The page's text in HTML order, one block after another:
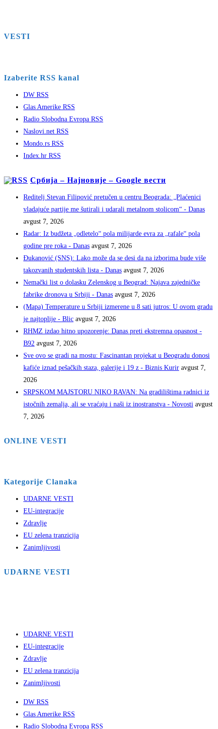
VESTI
Izaberite RSS kanal
DW RSS
Glas Amerike RSS
Radio Slobodna Evropa RSS
Naslovi.net RSS
Mondo.rs RSS
Index.hr RSS
Србија – Најновије – Google вести
Reditelj Stevan Filipović pretučen u centru Beograda: „Plaćenici
vladajuće partije me šutirali i udarali metalnom stolicom“ - Danas
avgust 7, 2026
Radar: Iz budžeta „odletelo“ pola milijarde evra za „rafale“ pola
godine pre roka - Danas avgust 7, 2026
Đukanović (SNS): Lako može da se desi da na izborima bude više
takozvanih studentskih lista - Danas avgust 7, 2026
Nemački list o dolasku Zelenskog u Beograd: Najava zajedničke
fabrike dronova u Srbiji - Danas avgust 7, 2026
(Mapa) Temperature u Srbiji izmerene u 8 sati jutros: U ovom gradu
je najtoplije - Blic avgust 7, 2026
RHMZ izdao hitno upozorenje: Danas preti ekstremna opasnost -
B92 avgust 7, 2026
Sve ovo se gradi na mostu: Fascinantan projekat u Beogradu donosi
kafiće iznad pešačkih staza, galerije i 19 z - Biznis Kurir avgust 7,
2026
SRPSKOM MAJSTORU NIKO RAVAN: Na gradilištima radnici iz
istočnih zemalja, ali se vraćaju i naši iz inostranstva - Novosti avgust
7, 2026
ONLINE VESTI
Kategorije Clanaka
UDARNE VESTI
EU-integracije
Zdravlje
EU zelena tranzicija
Zanimljivosti
UDARNE VESTI
UDARNE VESTI
EU-integracije
Zdravlje
EU zelena tranzicija
Zanimljivosti
DW RSS
Glas Amerike RSS
Radio Slobodna Evropa RSS